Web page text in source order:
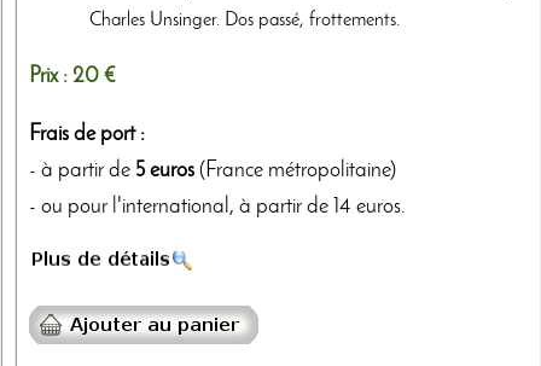
Charles Unsinger. Dos passé, frottements.
Prix : 20 €
Frais de port :
- à partir de 5 euros (France métropolitaine)
- ou pour l'international, à partir de 14 euros.